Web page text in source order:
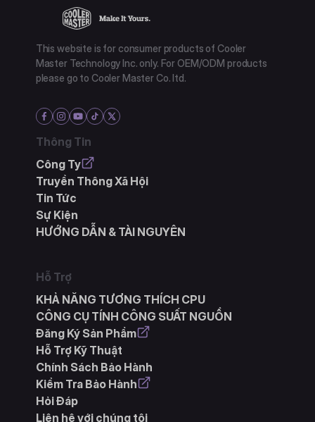
This website is for consumer products of Cooler
Master Technology Inc. only. For OEM/ODM products
please go to Cooler Master Co. ltd.
Thông Tin
Công Ty
Truyền Thông Xã Hội
Tin Tức
Sự Kiện
HƯỚNG DẪN & TÀI NGUYÊN
Hỗ Trợ
KHẢ NĂNG TƯƠNG THÍCH CPU
CÔNG CỤ TÍNH CÔNG SUẤT NGUỒN
Đăng Ký Sản Phẩm
Hỗ Trợ Kỹ Thuật
Chính Sách Bảo Hành
Kiểm Tra Bảo Hành
Hỏi Đáp
Liên hệ với chúng tôi